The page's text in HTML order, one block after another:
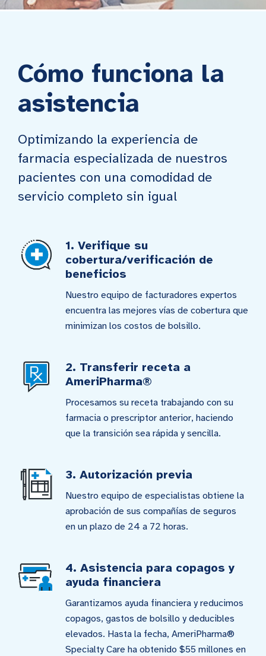
Cómo funciona la
asistencia
Optimizando la experiencia de
farmacia especializada de nuestros
pacientes con una comodidad de
servicio completo sin igual
1. Verifique su
cobertura/verificación de
beneficios
Nuestro equipo de facturadores expertos
encuentra las mejores vías de cobertura que
minimizan los costos de bolsillo.
2. Transferir receta a
AmeriPharma®
Procesamos su receta trabajando con su
farmacia o prescriptor anterior, haciendo
que la transición sea rápida y sencilla.
3. Autorización previa
Nuestro equipo de especialistas obtiene la
aprobación de sus compañías de seguros
en un plazo de 24 a 72 horas.
4. Asistencia para copagos y
ayuda financiera
Garantizamos ayuda financiera y reducimos
copagos, gastos de bolsillo y deducibles
elevados. Hasta la fecha, AmeriPharma®
Specialty Care ha obtenido $55 millones en